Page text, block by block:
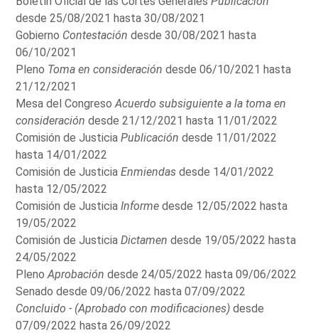
desde 25/08/2021 hasta 30/08/2021
Gobierno Contestación desde 30/08/2021 hasta
06/10/2021
Pleno Toma en consideración desde 06/10/2021 hasta
21/12/2021
Mesa del CongresoAcuerdo subsiguiente a la toma en
consideración desde 21/12/2021 hasta 11/01/2022
Comisión de JusticiaPublicación desde 11/01/2022
hasta 14/01/2022
Comisión de JusticiaEnmiendas desde 14/01/2022
hasta 12/05/2022
Comisión de JusticiaInforme desde 12/05/2022 hasta
19/05/2022
Comisión de JusticiaDictamen desde 19/05/2022 hasta
24/05/2022
PlenoAprobación desde 24/05/2022 hasta 09/06/2022
Senado desde 09/06/2022 hasta 07/09/2022
Concluido - (Aprobado con modificaciones) desde
07/09/2022 hasta 26/09/2022